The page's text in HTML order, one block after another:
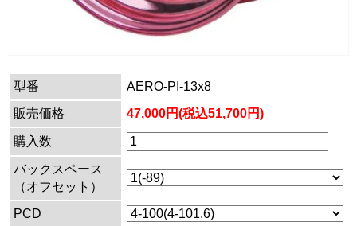
型番
AERO-PI-13x8
販売価格
47,000円(税込51,700円)
購入数
バックスペース
（オフセット）
PCD